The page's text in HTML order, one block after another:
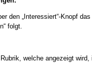
den „Interessiert“-Knopf
folgt.
welche angezeigt